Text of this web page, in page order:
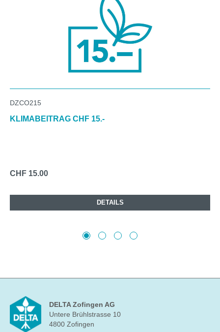
DZCO215
KLIMABEITRAG CHF 15.-
CHF 15.00
DETAILS
DELTA Zofingen AG
Untere Brühlstrasse 10
4800 Zofingen